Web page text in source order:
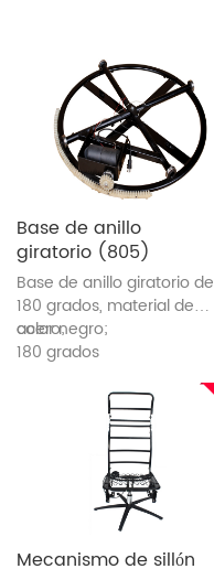
Base de anillo
giratorio (805)
Base de anillo giratorio de
180 grados, material de
acero;
color negro;
180 grados
Mecanismo de sillón